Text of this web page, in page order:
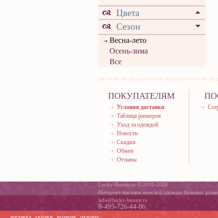
Цвета
Сезон
Весна-лето
Осень-зима
Все
ПОКУПАТЕЛЯМ
Условия доставки
Таблица размеров
Уход за одеждой
Новости
Скидки
Обмен
Отзывы
Lucky-Bunny.ru © 2010-2026
Интернет-магазин женской одежды больших
info@lucky-bunny.ru
8-495-726-44-86